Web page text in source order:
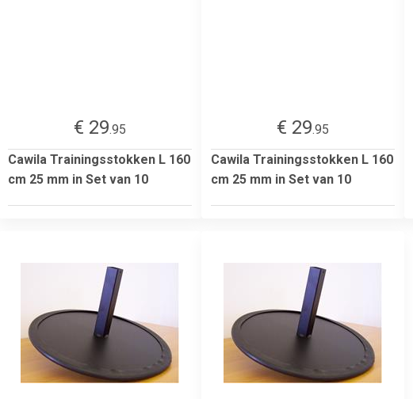
€ 29.95
Cawila Trainingsstokken L 160
cm 25 mm in Set van 10
€ 29.95
Cawila Trainingsstokken L 160
cm 25 mm in Set van 10